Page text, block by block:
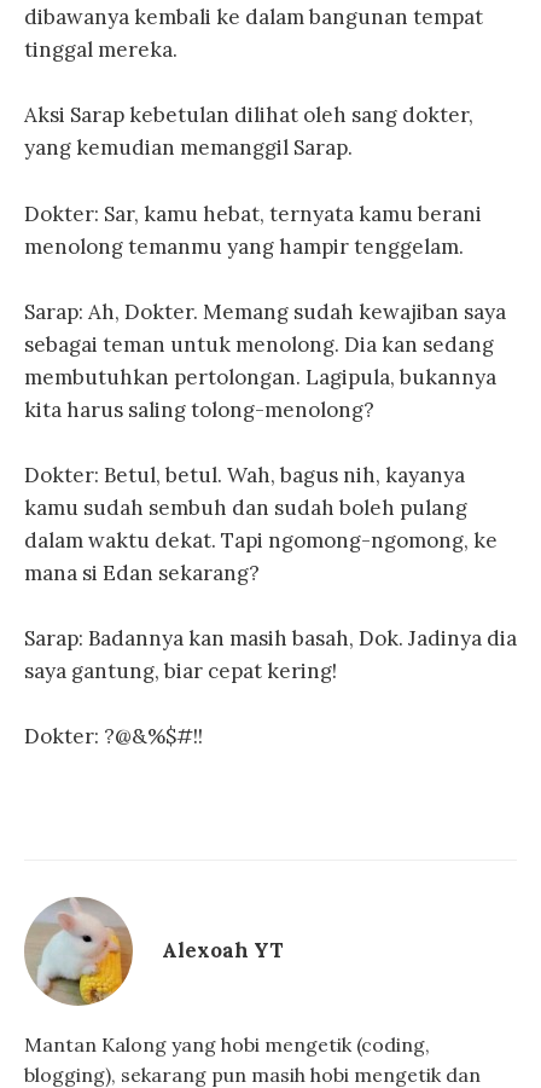
dibawanya kembali ke dalam bangunan tempat
tinggal mereka.
Aksi Sarap kebetulan dilihat oleh sang dokter,
yang kemudian memanggil Sarap.
Dokter: Sar, kamu hebat, ternyata kamu berani
menolong temanmu yang hampir tenggelam.
Sarap: Ah, Dokter. Memang sudah kewajiban saya
sebagai teman untuk menolong. Dia kan sedang
membutuhkan pertolongan. Lagipula, bukannya
kita harus saling tolong-menolong?
Dokter: Betul, betul. Wah, bagus nih, kayanya
kamu sudah sembuh dan sudah boleh pulang
dalam waktu dekat. Tapi ngomong-ngomong, ke
mana si Edan sekarang?
Sarap: Badannya kan masih basah, Dok. Jadinya dia
saya gantung, biar cepat kering!
Dokter: ?@&%$#!!
Alexoah YT
Mantan Kalong yang hobi mengetik (coding,
blogging), sekarang pun masih hobi mengetik dan